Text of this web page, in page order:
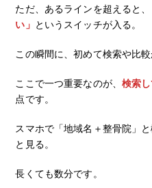
ただ、あるラインを超えると、
い」 というスイッチが入る。
この瞬間に、初めて検索や比較
ここで一つ重要なのが、 検索
点です。
スマホで「地域名＋整骨院」
と見る。
長くても数分です。